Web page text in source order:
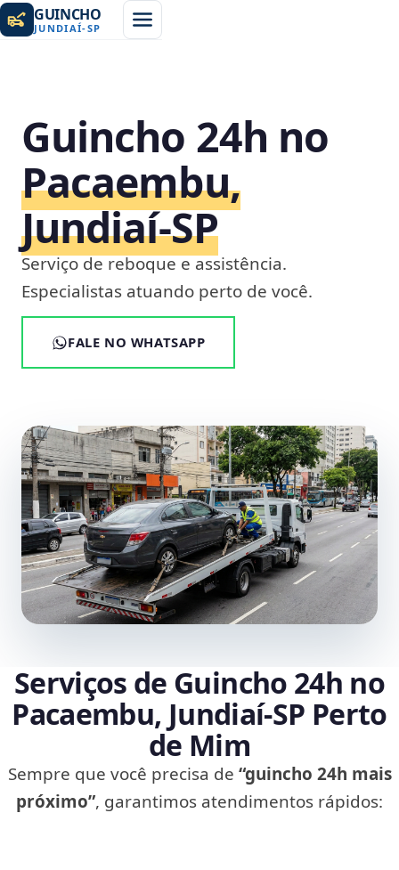
GUINCHO
JUNDIAÍ-SP
Guincho 24h no
Pacaembu,
Jundiaí‑SP
Serviço de reboque e assistência.
Especialistas atuando perto de você.
FALE NO WHATSAPP
Serviços de Guincho 24h no
Pacaembu, Jundiaí‑SP Perto
de Mim
Sempre que você precisa de “guincho 24h mais
próximo”, garantimos atendimentos rápidos: